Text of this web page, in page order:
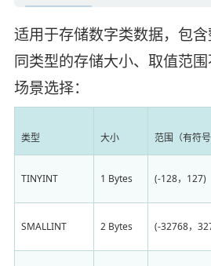
适用于存储数字类数据，包
同类型的存储大小、取值范
场景选择：
类型 大小 范围（有符号
TINYINT 1 Bytes (-128，127)
SMALLINT 2 Bytes (-32768，